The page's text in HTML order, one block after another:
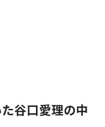
谷口愛理の中